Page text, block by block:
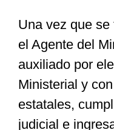
Una vez que
el Agente del
auxiliado por
Ministerial y
estatales,
judicial e